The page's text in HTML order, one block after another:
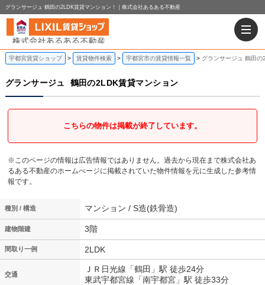
グランサージュ 鶴田の2LDK賃貸マンション！｜株式会社あるある不動産
宇都宮賃貸ショップ 賃貸物件検索 宇都宮市の賃貸情報一覧 グランサージュ 鶴田
グランサージュ 鶴田の2LDK賃貸マンション
こちらの物件は掲載が終了しています。
※このページの情報は広告情報ではありません。過去から現在まで株式会社あ
るある不動産のホームぺージに掲載されていた物件情報を元に生成した参考情
報です。
種別 / 構造 マンション / S造(鉄骨造)
建物階建 3階
間取り一例 2LDK
交通
ＪＲ日光線「鶴田」駅 徒歩24分
東武宇都宮線「南宇都宮」駅 徒歩33分